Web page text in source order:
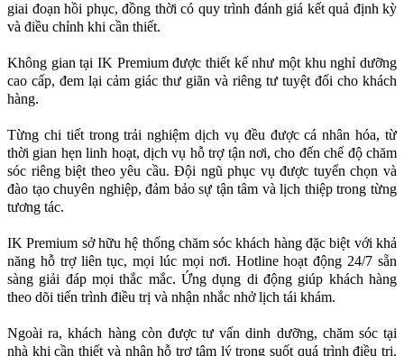
giai đoạn hồi phục, đồng thời có quy trình đánh giá kết quả định kỳ
và điều chỉnh khi cần thiết.
Không gian tại IK Premium được thiết kế như một khu nghỉ dưỡng
cao cấp, đem lại cảm giác thư giãn và riêng tư tuyệt đối cho khách
hàng.
Từng chi tiết trong trải nghiệm dịch vụ đều được cá nhân hóa, từ
thời gian hẹn linh hoạt, dịch vụ hỗ trợ tận nơi, cho đến chế độ chăm
sóc riêng biệt theo yêu cầu. Đội ngũ phục vụ được tuyển chọn và
đào tạo chuyên nghiệp, đảm bảo sự tận tâm và lịch thiệp trong từng
tương tác.
IK Premium sở hữu hệ thống chăm sóc khách hàng đặc biệt với khả
năng hỗ trợ liên tục, mọi lúc mọi nơi. Hotline hoạt động 24/7 sẵn
sàng giải đáp mọi thắc mắc. Ứng dụng di động giúp khách hàng
theo dõi tiến trình điều trị và nhận nhắc nhở lịch tái khám.
Ngoài ra, khách hàng còn được tư vấn dinh dưỡng, chăm sóc tại
nhà khi cần thiết và nhận hỗ trợ tâm lý trong suốt quá trình điều trị.